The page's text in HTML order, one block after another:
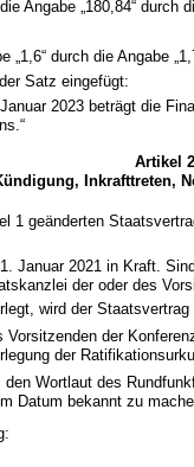
Angabe „180,84“ durch
„1,6“ durch die Angabe
Satz eingefügt:
Januar 2023 beträgt die
Artikel 2
Inkrafttreten,
1 geänderten
Januar 2021 in Kraft.
der oder des
wird der
der
der
Wortlaut des
Datum bekannt zu